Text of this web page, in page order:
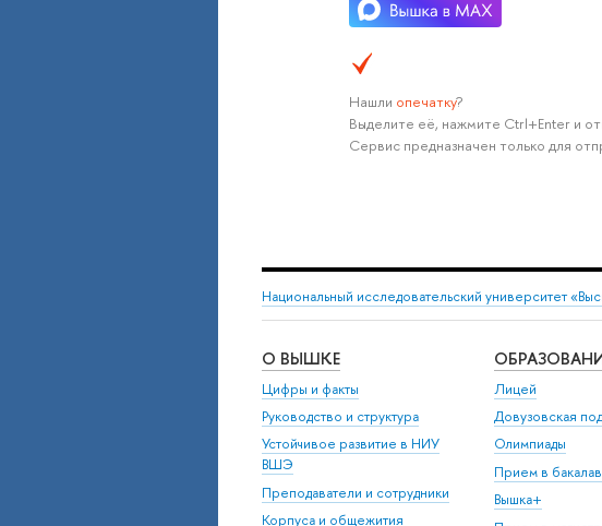
Нашли опечатку?
Выделите её, нажмите Ctrl+Enter и
Сервис предназначен только для
Национальный исследовательский университет
О ВЫШКЕ
Цифры и факты
Руководство и структура
Устойчивое развитие в НИУ
ВШЭ
Преподаватели и сотрудники
Корпуса и общежития
Лицей
Довузовская
Олимпиады
Прием в
Вышка+